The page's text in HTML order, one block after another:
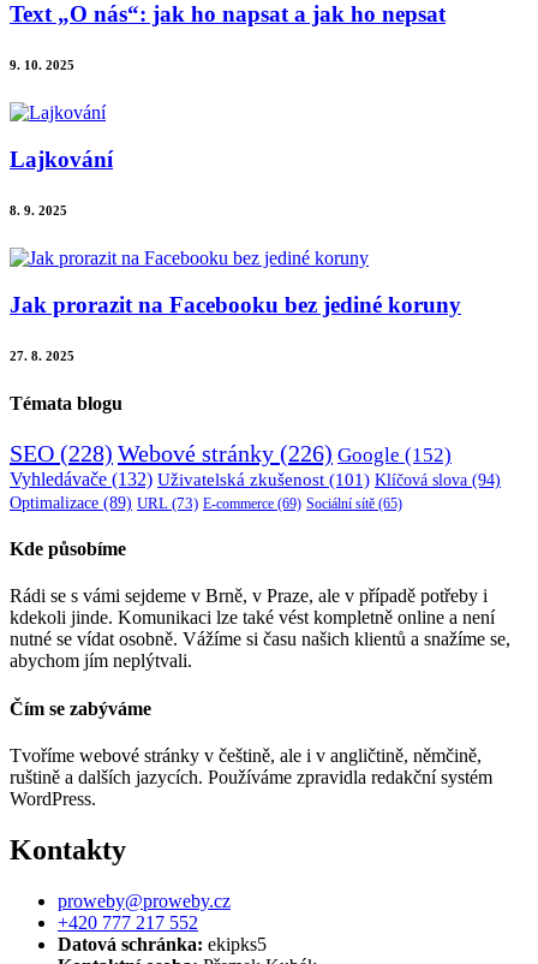
Text „O nás“: jak ho napsat a jak ho nepsat
9. 10. 2025
Lajkování
8. 9. 2025
Jak prorazit na Facebooku bez jediné koruny
27. 8. 2025
Témata blogu
SEO (228) Webové stránky (226) Google (152)
Vyhledávače (132) Uživatelská zkušenost (101) Klíčová slova (94)
Optimalizace (89) URL (73) E-commerce (69) Sociální sítě (65)
Kde působíme
Rádi se s vámi sejdeme v Brně, v Praze, ale v případě potřeby i
kdekoli jinde. Komunikaci lze také vést kompletně online a není
nutné se vídat osobně. Vážíme si času našich klientů a snažíme se,
abychom jím neplýtvali.
Čím se zabýváme
Tvoříme webové stránky v češtině, ale i v angličtině, němčině,
ruštině a dalších jazycích. Používáme zpravidla redakční systém
WordPress.
Kontakty
proweby@proweby.cz
+420 777 217 552
Datová schránka: ekipks5